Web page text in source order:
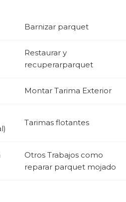
Barnizar parquet
Restaurar y
recuperarparquet
Montar Tarima Exterior
Tarimas flotantes
Otros Trabajos como
reparar parquet mojado